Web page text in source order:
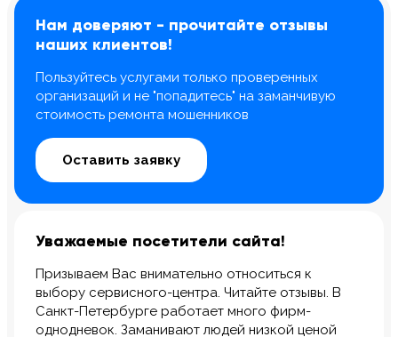
Нам доверяют - прочитайте отзывы
наших клиентов!
Пользуйтесь услугами только проверенных
организаций и не "попадитесь" на заманчивую
стоимость ремонта мошенников
Оставить заявку
Уважаемые посетители сайта!
Призываем Вас внимательно относиться к
выбору сервисного-центра. Читайте отзывы. В
Санкт-Петербурге работает много фирм-
однодневок. Заманивают людей низкой ценой
м. Технологический инс-т
м. Технологический инс-т